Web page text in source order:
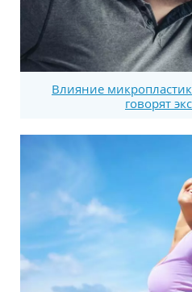
Влияние
говорят